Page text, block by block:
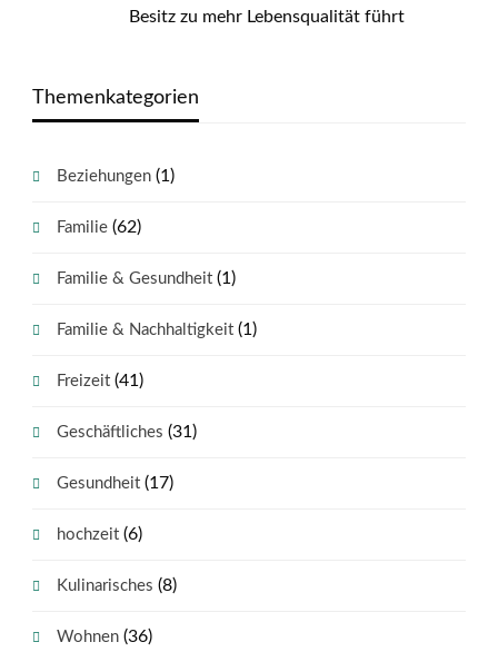
Besitz zu mehr Lebensqualität führt
Themenkategorien
Beziehungen(1)
Familie(62)
Familie & Gesundheit(1)
Familie & Nachhaltigkeit(1)
Freizeit(41)
Geschäftliches (31)
Gesundheit(17)
hochzeit(6)
Kulinarisches (8)
Wohnen(36)